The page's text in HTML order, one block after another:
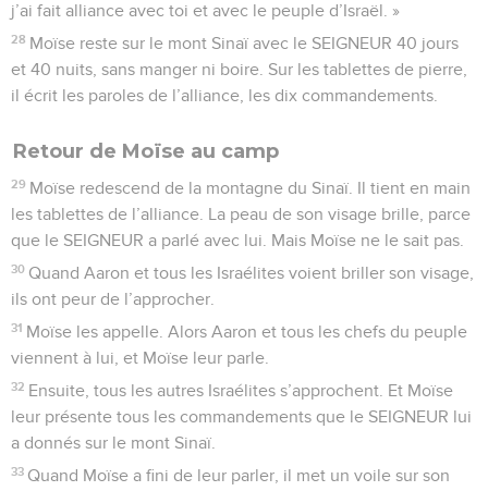
j’ai fait alliance avec toi et avec le peuple d’Israël. »
28 Moïse reste sur le mont Sinaï avec le SEIGNEUR 40 jours
et 40 nuits, sans manger ni boire. Sur les tablettes de pierre,
il écrit les paroles de l’alliance, les dix commandements.
Retour de Moïse au camp
29 Moïse redescend de la montagne du Sinaï. Il tient en main
les tablettes de l’alliance. La peau de son visage brille, parce
que le SEIGNEUR a parlé avec lui. Mais Moïse ne le sait pas.
30 Quand Aaron et tous les Israélites voient briller son visage,
ils ont peur de l’approcher.
31 Moïse les appelle. Alors Aaron et tous les chefs du peuple
viennent à lui, et Moïse leur parle.
32 Ensuite, tous les autres Israélites s’approchent. Et Moïse
leur présente tous les commandements que le SEIGNEUR lui
a donnés sur le mont Sinaï.
33 Quand Moïse a fini de leur parler, il met un voile sur son